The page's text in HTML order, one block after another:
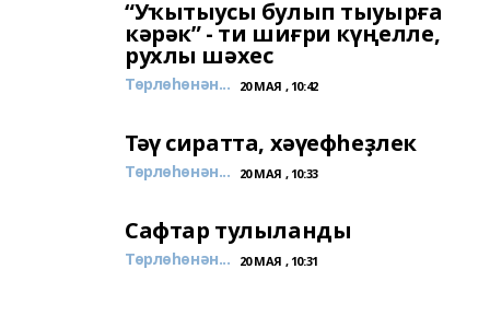
“Уҡытыусы булып тыуырға
кәрәк” - ти шиғри күңелле,
рухлы шәхес
Төрлөһөнән... 20 МАЯ , 10:42
Тәү сиратта, хәүефһеҙлек
Төрлөһөнән... 20 МАЯ , 10:33
Сафтар тулыланды
Төрлөһөнән... 20 МАЯ , 10:31